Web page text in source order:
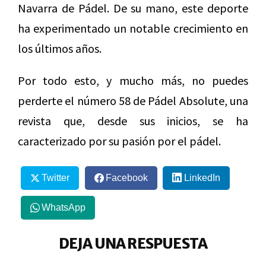
Navarra de Pádel. De su mano, este deporte
ha experimentado un notable crecimiento en
los últimos años.
Por todo esto, y mucho más, no puedes
perderte el número 58 de Pádel Absolute, una
revista que, desde sus inicios, se ha
caracterizado por su pasión por el pádel.
Twitter Facebook LinkedIn
WhatsApp
DEJA UNA RESPUESTA